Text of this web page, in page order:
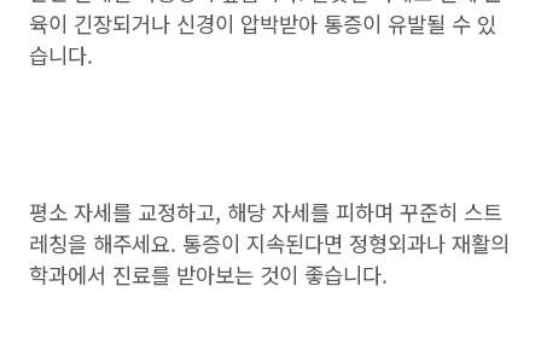
육이 긴장되거나 신경이 압박받아 통증이 유발될 수 있
습니다.
평소 자세를 교정하고, 해당 자세를 피하며 꾸준히 스트
레칭을 해주세요. 통증이 지속된다면 정형외과나 재활의
학과에서 진료를 받아보는 것이 좋습니다.